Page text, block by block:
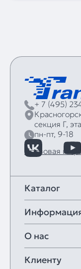
+ 7 (495)
секция Г,
пн-пт, 9-18
Правовая
Каталог
О нас
Клиенту